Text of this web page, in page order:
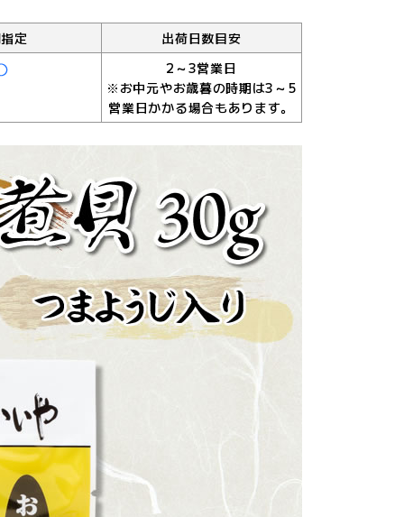
定
出荷日数目安
2～3営業日
※お中元やお歳暮の時期は3～5
営業日かかる場合もあります。